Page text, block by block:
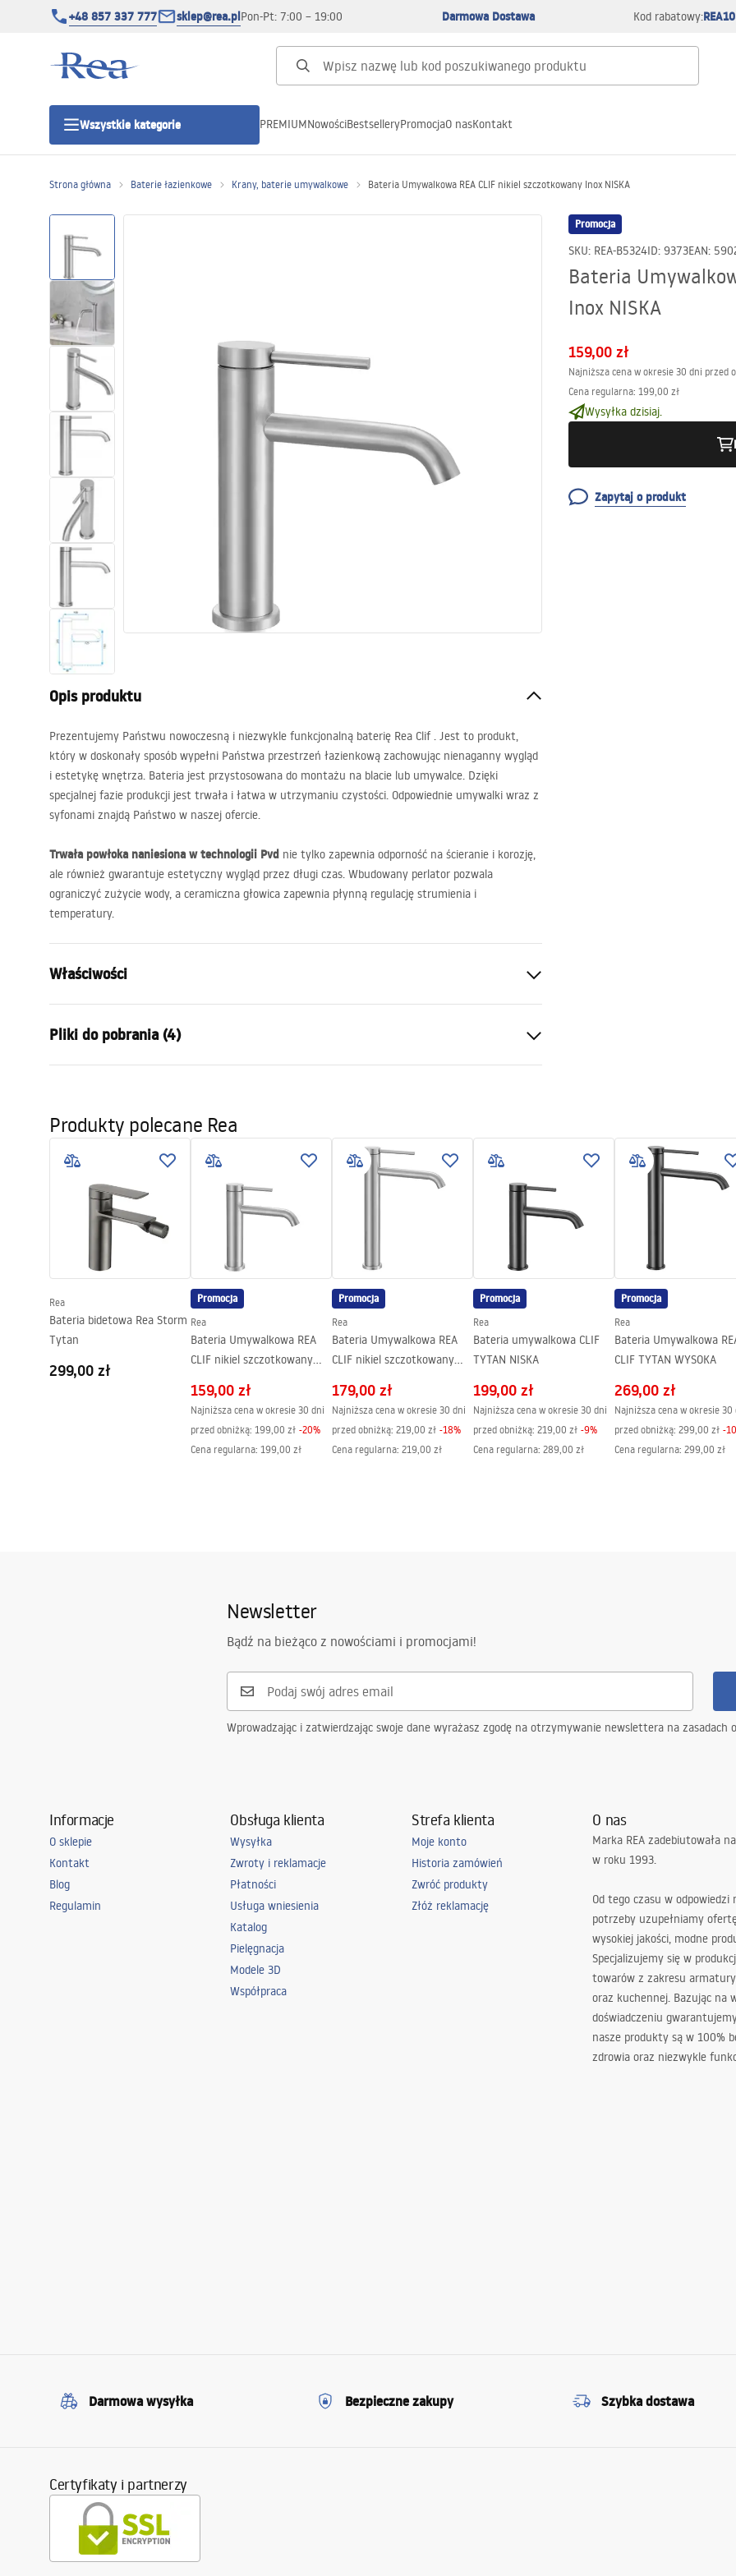
+48 857 337 777 sklep@rea.plPon-Pt: 7:00 – 19:00 Darmowa Dostawa Kod rabatowy:REA10
Wszystkie kategorie
Kategorie produktowe
Kabiny prysznicowe
Odpływy liniowe
Toalety, ubikacje
Baterie
Kuchnia
Akcesoria i meble łazienkowe
PREMIUMNowościBestselleryPromocjaO nasKontakt
Strona główna Baterie łazienkowe Krany, baterie umywalkowe Bateria Umywalkowa REA CLIF nikiel szczotkowany Inox NISKA
Promocja
SKU: REA-B5324ID: 9373EAN:
Bateria
Inox NISKA
159,00 zł
Najniższa cena w okresie 30 dni przed
Cena regularna: 199,00 zł
Wysyłka dzisiaj.
Zapytaj o produkt
Opis produktu
Prezentujemy Państwu nowoczesną i niezwykle funkcjonalną baterię Rea Clif . Jest to produkt,
który w doskonały sposób wypełni Państwa przestrzeń łazienkową zachowując nienaganny wygląd
i estetykę wnętrza. Bateria jest przystosowana do montażu na blacie lub umywalce. Dzięki
specjalnej fazie produkcji jest trwała i łatwa w utrzymaniu czystości. Odpowiednie umywalki wraz z
syfonami znajdą Państwo w naszej ofercie.
Trwała powłoka naniesiona w technologii Pvd nie tylko zapewnia odporność na ścieranie i korozję,
ale również gwarantuje estetyczny wygląd przez długi czas. Wbudowany perlator pozwala
ograniczyć zużycie wody, a ceramiczna głowica zapewnia płynną regulację strumienia i
temperatury.
Właściwości
Sposób montażu:
Kolor:
Stal szczotkowana
Materiał:
Powłoka:
Średnica podłączenia:
Gwarancja
5 lat
Pliki do pobrania (4)
Faucets_-_5.pdf
Informacje o
bezpieczeństwie
Safety_Information_Faucets.pdf
Produkty polecane Rea
Rea
Bateria bidetowa Rea Storm
Tytan
299,00 zł
Promocja
Rea
Bateria Umywalkowa REA
CLIF nikiel szczotkowany
159,00 zł
Najniższa cena w okresie 30 dni
przed obniżką: 199,00 zł -20%
Cena regularna: 199,00 zł
Promocja
Rea
Bateria Umywalkowa REA
CLIF nikiel szczotkowany
179,00 zł
Najniższa cena w okresie 30 dni
przed obniżką: 219,00 zł -18%
Cena regularna: 219,00 zł
Promocja
Rea
Bateria umywalkowa CLIF
TYTAN NISKA
199,00 zł
Najniższa cena w okresie 30 dni
przed obniżką: 219,00 zł -9%
Cena regularna: 289,00 zł
Promocja
Rea
Bateria Umywalkowa
CLIF TYTAN WYSOKA
269,00 zł
Najniższa cena w okresie 30
przed obniżką: 299,00 zł -10
Cena regularna: 299,00 zł
Newsletter
Bądź na bieżąco z nowościami i promocjami!
Wprowadzając i zatwierdzając swoje dane wyrażasz zgodę na otrzymywanie newslettera na zasadach
Informacje
O sklepie
Kontakt
Blog
Regulamin
Obsługa klienta
Wysyłka
Zwroty i reklamacje
Płatności
Usługa wniesienia
Katalog
Pielęgnacja
Modele 3D
Współpraca
Strefa klienta
Moje konto
Historia zamówień
Zwróć produkty
Złóż reklamację
O nas
Marka REA zadebiutowała
w roku 1993.
Od tego czasu w odpowiedzi
potrzeby uzupełniamy
wysokiej jakości, modne
Specjalizujemy się w
towarów z zakresu
oraz kuchennej. Bazując na
doświadczeniu
nasze produkty są w 100%
zdrowia oraz niezwykle
Darmowa wysyłka Bezpieczne zakupy Szybka dostawa
Certyfikaty i partnerzy